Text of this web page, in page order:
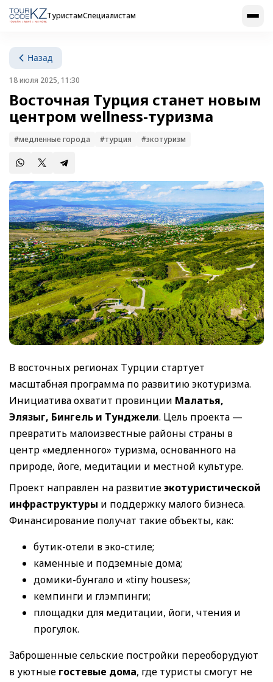
ТуристамСпециалистам
Назад
18 июля 2025, 11:30
Восточная Турция станет новым
центром wellness-туризма
#медленные города #турция #экотуризм
В восточных регионах Турции стартует
масштабная программа по развитию экотуризма.
Инициатива охватит провинции Малатья,
Элязыг, Бингель и Тунджели. Цель проекта —
превратить малоизвестные районы страны в
центр «медленного» туризма, основанного на
природе, йоге, медитации и местной культуре.
Проект направлен на развитиеэкотуристической
инфраструктуры и поддержку малого бизнеса.
Финансирование получат такие объекты, как:
бутик-отели в эко-стиле;
каменные и подземные дома;
домики-бунгало и «tiny houses»;
кемпинги и глэмпинги;
площадки для медитации, йоги, чтения и
прогулок.
Заброшенные сельские постройки переоборудуют
в уютные гостевые дома, где туристы смогут не